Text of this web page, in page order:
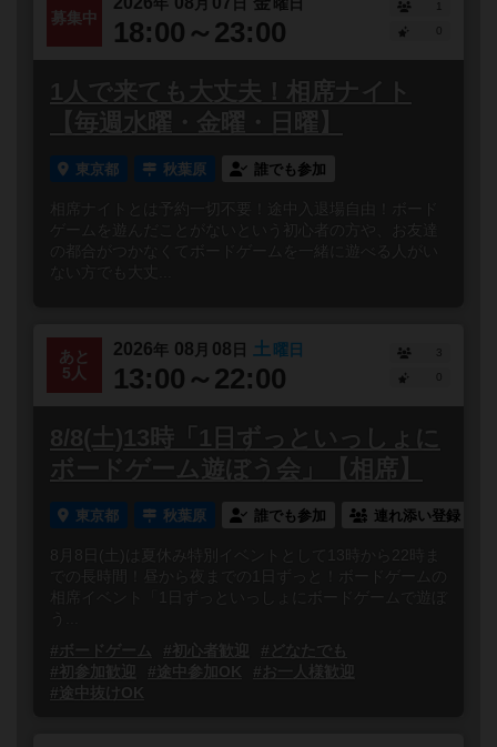
募集中 18:00～23:00
1
1人で来ても大丈夫！相席ナイト
【毎週水曜・金曜・日曜】
東京都 秋葉原 誰でも参加
相席ナイトとは予約一切不要！途中入退場自由！ボード
ゲームを遊んだことがないという初心者の方や、お友達
の都合がつかなくてボードゲームを一緒に遊べる人がい
ない方でも大丈...
あと
5人
2026年 08 月 08 日 土 曜日
13:00～22:00
3
8/8(土)13時「1日ずっといっしょに
ボードゲーム遊ぼう会」【相席】
東京都 秋葉原 誰でも参加 連れ添い登録
8月8日(土)は夏休み特別イベントとして13時から22時ま
での長時間！昼から夜までの1日ずっと！ボードゲームの
相席イベント「1日ずっといっしょにボードゲームで遊ぼ
#ボードゲーム
#初心者歓迎
#どなたでも
#初参加歓迎
#途中参加OK
#お一人様歓迎
#途中抜けOK